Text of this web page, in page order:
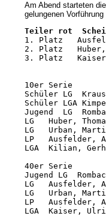
Am Abend starteten
gelungenen
Teiler rot
1. Platz
2. Platz
3. Platz
10er Serie
Schüler LG
Schüler LGA
Jugend  LG
LG   Huber,
LG   Urban,
LP   Ausfelder,
LGA  Kilian,
40er Serie
Jugend LG
LG   Ausfelder,
LG   Urban,
LP   Ausfelder,
LGA  Kaiser,